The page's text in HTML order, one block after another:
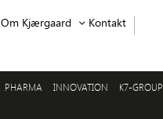
Om Kjærgaard Kontakt
PHARMA INNOVATION K7-GROUP